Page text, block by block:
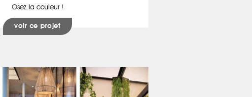
Osez la couleur !
voir ce projet